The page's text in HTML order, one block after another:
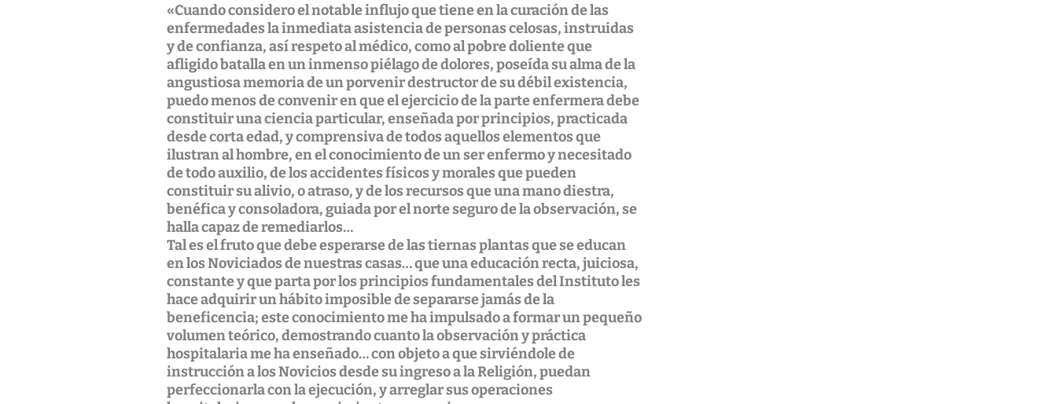
«Cuando considero el notable influjo que tiene en la curación de las
enfermedades la inmediata asistencia de personas celosas, instruidas
y de confianza, así respeto al médico, como al pobre doliente que
afligido batalla en un inmenso piélago de dolores, poseída su alma de la
angustiosa memoria de un porvenir destructor de su débil existencia,
puedo menos de convenir en que el ejercicio de la parte enfermera debe
constituir una ciencia particular, enseñada por principios, practicada
desde corta edad, y comprensiva de todos aquellos elementos que
ilustran al hombre, en el conocimiento de un ser enfermo y necesitado
de todo auxilio, de los accidentes físicos y morales que pueden
constituir su alivio, o atraso, y de los recursos que una mano diestra,
benéfica y consoladora, guiada por el norte seguro de la observación, se
halla capaz de remediarlos…
Tal es el fruto que debe esperarse de las tiernas plantas que se educan
en los Noviciados de nuestras casas… que una educación recta, juiciosa,
constante y que parta por los principios fundamentales del Instituto les
hace adquirir un hábito imposible de separarse jamás de la
beneficencia; este conocimiento me ha impulsado a formar un pequeño
volumen teórico, demostrando cuanto la observación y práctica
hospitalaria me ha enseñado… con objeto a que sirviéndole de
instrucción a los Novicios desde su ingreso a la Religión, puedan
perfeccionarla con la ejecución, y arreglar sus operaciones